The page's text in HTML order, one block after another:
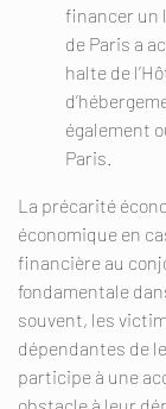
financer un
de Paris a
halte de
également
Paris.
La précarité
économique en
financière au
fondamentale
souvent, les
dépendantes de
participe à une